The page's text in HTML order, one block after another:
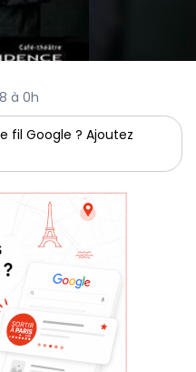
à 0h
fil Google ? Ajoutez